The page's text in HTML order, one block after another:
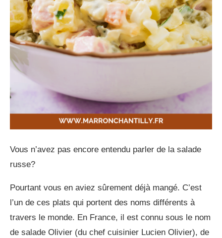
Vous n’avez pas encore entendu parler de la salade
russe?
Pourtant vous en aviez sûrement déjà mangé. C’est
l’un de ces plats qui portent des noms différents à
travers le monde. En France, il est connu sous le nom
de salade Olivier (du chef cuisinier Lucien Olivier), de